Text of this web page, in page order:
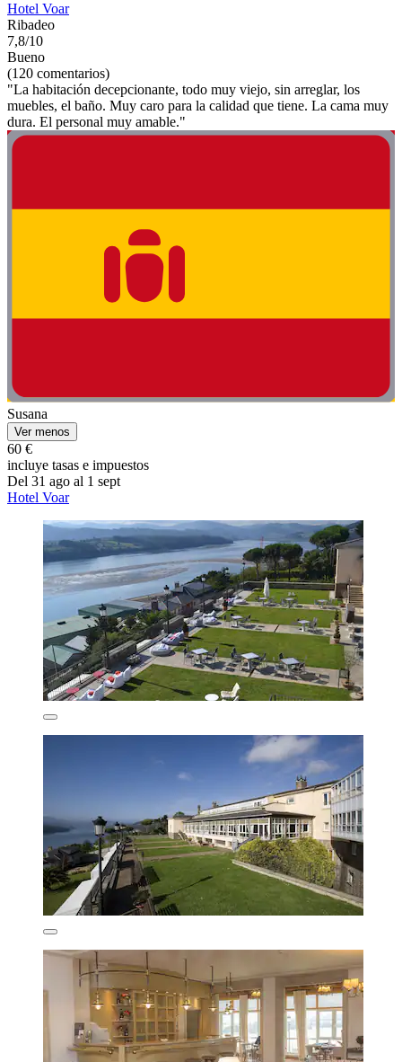
Hotel Voar
Ribadeo
7,8/10
Bueno
(120 comentarios)
"La habitación decepcionante, todo muy viejo, sin arreglar, los
muebles, el baño. Muy caro para la calidad que tiene. La cama muy
dura. El personal muy amable."
Susana
Ver menos
60 €
incluye tasas e impuestos
Del 31 ago al 1 sept
Hotel Voar